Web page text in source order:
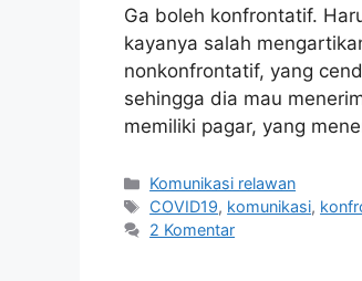
Ga boleh konfrontatif.
kayanya salah
nonkonfrontatif, yang
sehingga dia mau
memiliki pagar, yang
Kategori
Komunikasi relawan
Tag
COVID19, komunikasi,
2 Komentar